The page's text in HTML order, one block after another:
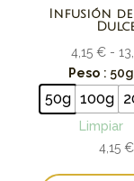
Infusión de
4,15€ -
Peso : 50g
50g 100g
Limpiar
4,15 €